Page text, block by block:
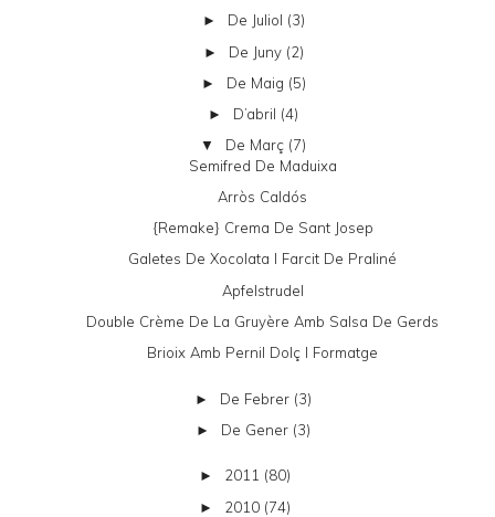
► De Juliol (3)
► De Juny (2)
► De Maig (5)
► D’abril (4)
▼ De Març (7)
Semifred De Maduixa
Arròs Caldós
{remake} Crema De Sant Josep
Galetes De Xocolata I Farcit De Praliné
Apfelstrudel
Double Crème De La Gruyère Amb Salsa De Gerds
Brioix Amb Pernil Dolç I Formatge
► De Febrer (3)
► De Gener (3)
► 2011 (80)
► 2010 (74)